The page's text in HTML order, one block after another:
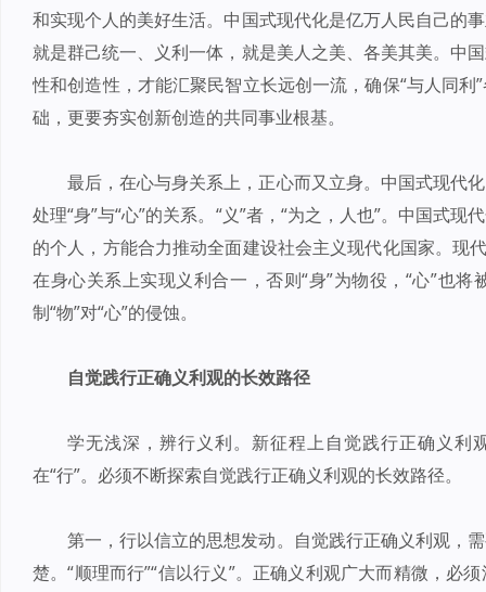
和实现个人的美好生活。中国式现代化是亿万人民自己的
就是群己统一、义利一体，就是美人之美、各美其美。中
性和创造性，才能汇聚民智立长远创一流，确保“与人同
础，更要夯实创新创造的共同事业根基。
最后，在心与身关系上，正心而又立身。中国式现代
处理“身”与“心”的关系。“义”者，“为之，人也”。中国式
的个人，方能合力推动全面建设社会主义现代化国家。现
在身心关系上实现义利合一，否则“身”为物役，“心”也
制“物”对“心”的侵蚀。
自觉践行正确义利观的长效路径
学无浅深，辨行义利。新征程上自觉践行正确义利
在“行”。必须不断探索自觉践行正确义利观的长效路径。
第一，行以信立的思想发动。自觉践行正确义利观，
楚。“顺理而行”“信以行义”。正确义利观广大而精微，必